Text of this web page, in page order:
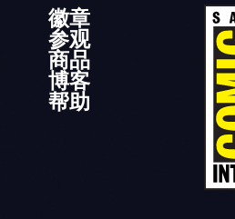
徽章
参观
商品
博客
帮助